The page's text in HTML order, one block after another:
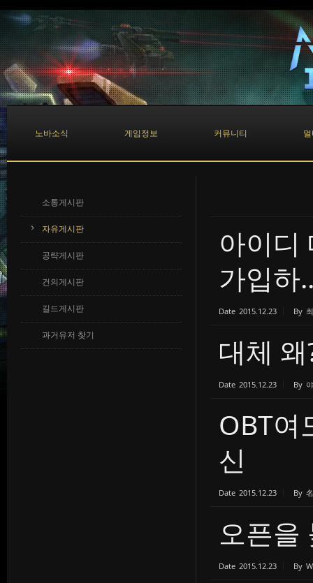
노바소식 게임정보 커뮤니티
소통게시판
자유게시판
공략게시판
건의게시판
길드게시판
과거유저 찾기
아이디
가입하
Date 2015.12.23 By
대체 왜
Date 2015.12.23 By
OBT여
신
Date 2015.12.23 By
오픈을
Date 2015.12.23 By
Sketchbook5, 스케치북5
Sketchbook5, 스케치북5